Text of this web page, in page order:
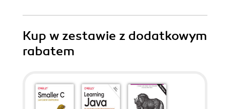
Kup w zestawie z dodatkowym
rabatem